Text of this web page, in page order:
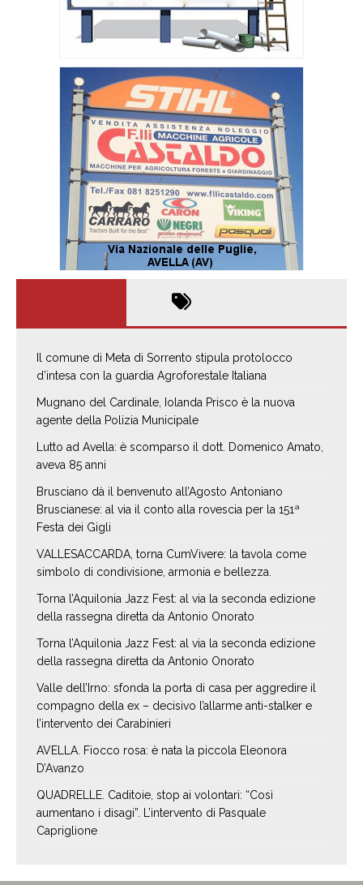
Il comune di Meta di Sorrento stipula protolocco
d’intesa con la guardia Agroforestale Italiana
Mugnano del Cardinale, Iolanda Prisco è la nuova
agente della Polizia Municipale
Lutto ad Avella: è scomparso il dott. Domenico Amato,
aveva 85 anni
Brusciano dà il benvenuto all’Agosto Antoniano
Bruscianese: al via il conto alla rovescia per la 151ª
Festa dei Gigli
VALLESACCARDA, torna CumVivere: la tavola come
simbolo di condivisione, armonia e bellezza.
Torna l’Aquilonia Jazz Fest: al via la seconda edizione
della rassegna diretta da Antonio Onorato
Torna l’Aquilonia Jazz Fest: al via la seconda edizione
della rassegna diretta da Antonio Onorato
Valle dell’Irno: sfonda la porta di casa per aggredire il
compagno della ex – decisivo l’allarme anti-stalker e
l’intervento dei Carabinieri
AVELLA. Fiocco rosa: è nata la piccola Eleonora
D’Avanzo
QUADRELLE. Caditoie, stop ai volontari: “Così
aumentano i disagi”. L’intervento di Pasquale
Capriglione